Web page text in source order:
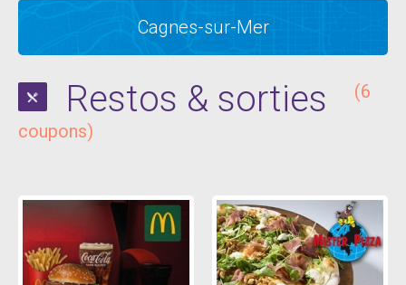
Cagnes-sur-Mer
Restos & sorties
(6
coupons)